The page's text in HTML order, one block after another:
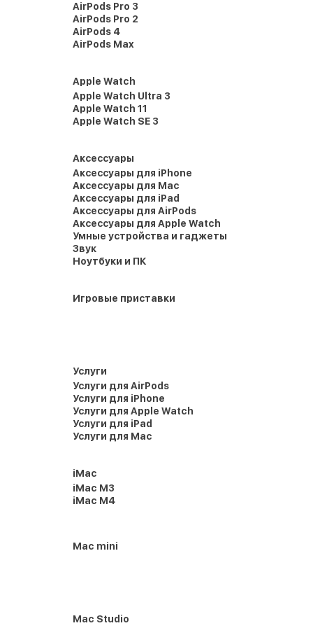
AirPods Pro 3
AirPods Pro 2
AirPods 4
AirPods Max
Apple Watch
Apple Watch Ultra 3
Apple Watch 11
Apple Watch SE 3
Аксессуары
Аксессуары для iPhone
Аксессуары для Mac
Аксессуары для iPad
Аксессуары для AirPods
Аксессуары для Apple Watch
Умные устройства и гаджеты
Звук
Ноутбуки и ПК
Игровые приставки
Услуги
Услуги для AirPods
Услуги для iPhone
Услуги для Apple Watch
Услуги для iPad
Услуги для Mac
iMac
iMac M3
iMac M4
Mac mini
Mac Studio